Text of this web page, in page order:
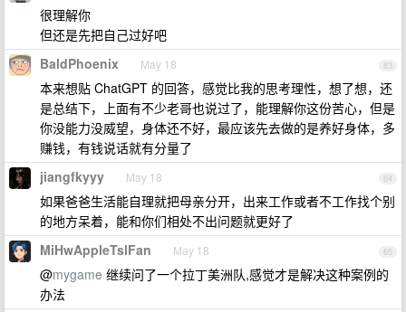
很理解你
但还是先把自己过好吧
63
BaldPhoenix May 18
本来想贴 ChatGPT 的回答，感觉比我的思考理性，想了想，还
是总结下，上面有不少老哥也说过了，能理解你这份苦心，但是
你没能力没威望，身体还不好，最应该先去做的是养好身体，多
赚钱，有钱说话就有分量了
64
jiangfkyyy May 18
如果爸爸生活能自理就把母亲分开，出来工作或者不工作找个别
的地方呆着，能和你们相处不出问题就更好了
65
MiHwAppleTslFan May 18
@mygame 继续问了一个拉丁美洲队,感觉才是解决这种案例的
办法